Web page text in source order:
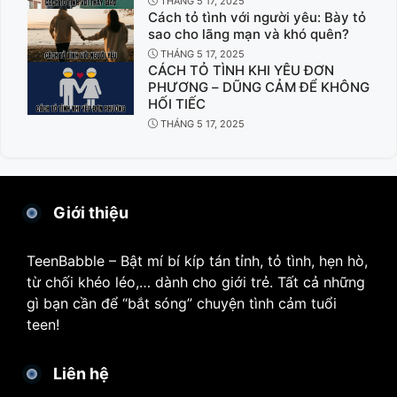
Cách tỏ tình với người yêu: Bày tỏ
sao cho lãng mạn và khó quên?
THÁNG 5 17, 2025
CÁCH TỎ TÌNH KHI YÊU ĐƠN
PHƯƠNG – DŨNG CẢM ĐỂ KHÔNG
HỐI TIẾC
THÁNG 5 17, 2025
Giới thiệu
TeenBabble – Bật mí bí kíp tán tỉnh, tỏ tình, hẹn hò,
từ chối khéo léo,… dành cho giới trẻ. Tất cả những
gì bạn cần để “bắt sóng” chuyện tình cảm tuổi
teen!
Liên hệ